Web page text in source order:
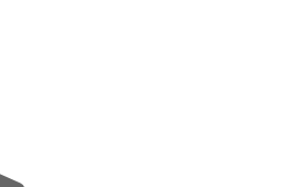
oder